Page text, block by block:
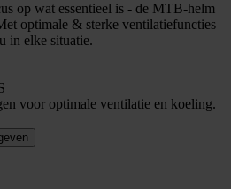
op wat essentieel is - de MTB-helm
optimale & sterke ventilatiefuncties
in elke situatie.
voor optimale ventilatie en koeling.